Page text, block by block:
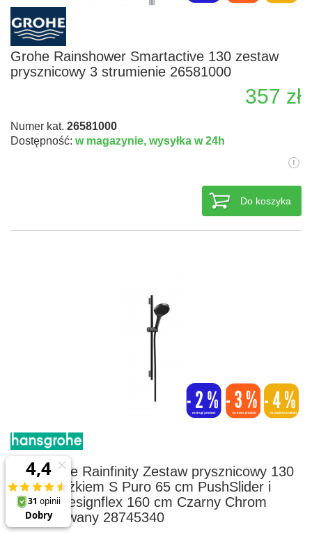
Grohe Rainshower Smartactive 130 zestaw
prysznicowy 3 strumienie 26581000
357 zł
Numer kat. 26581000
Dostępność: w magazynie, wysyłka w 24h
Do koszyka
Hansgrohe Rainfinity Zestaw prysznicowy 130
3jet z drążkiem S Puro 65 cm PushSlider i
wężem Designflex 160 cm Czarny Chrom
Szczotkowany 28745340